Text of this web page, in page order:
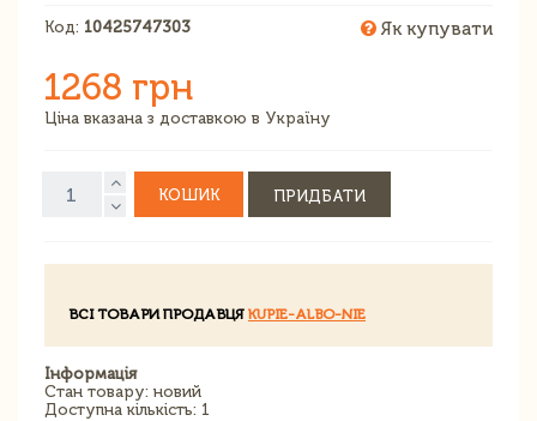
Код: 10425747303 Як купувати
1268 грн
Ціна вказана з доставкою в Україну
КОШИК ПРИДБАТИ
ВСІ ТОВАРИ ПРОДАВЦЯ KUPIE-ALBO-NIE
Інформація
Стан товару: новий
Доступна кількість: 1